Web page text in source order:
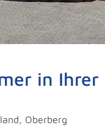
in Ihrer
Oberberg